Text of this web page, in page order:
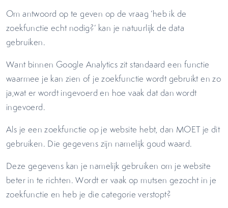
Om antwoord op te geven op de vraag ‘heb ik de
zoekfunctie echt nodig?’ kan je natuurlijk de data
gebruiken.
Want binnen Google Analytics zit standaard een functie
waarmee je kan zien of je zoekfunctie wordt gebruikt en zo
ja,wat er wordt ingevoerd en hoe vaak dat dan wordt
ingevoerd.
Als je een zoekfunctie op je website hebt, dan MOET je dit
gebruiken. Die gegevens zijn namelijk goud waard.
Deze gegevens kan je namelijk gebruiken om je website
beter in te richten. Wordt er vaak op mutsen gezocht in je
zoekfunctie en heb je die categorie verstopt?